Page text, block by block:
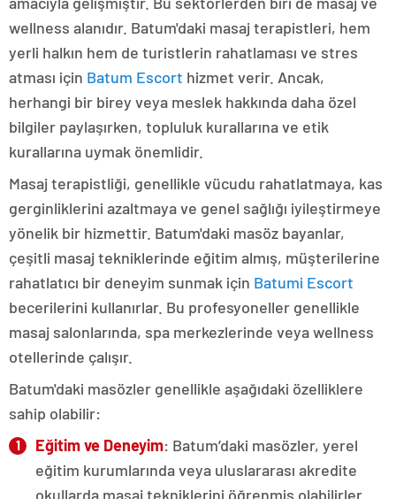
wellness alanıdır. Batum'daki masaj terapistleri, hem
yerli halkın hem de turistlerin rahatlaması ve stres
atması için Batum Escort hizmet verir. Ancak,
herhangi bir birey veya meslek hakkında daha özel
bilgiler paylaşırken, topluluk kurallarına ve etik
kurallarına uymak önemlidir.
Masaj terapistliği, genellikle vücudu rahatlatmaya, kas
gerginliklerini azaltmaya ve genel sağlığı iyileştirmeye
yönelik bir hizmettir. Batum'daki masöz bayanlar,
çeşitli masaj tekniklerinde eğitim almış, müşterilerine
rahatlatıcı bir deneyim sunmak için Batumi Escort
becerilerini kullanırlar. Bu profesyoneller genellikle
masaj salonlarında, spa merkezlerinde veya wellness
otellerinde çalışır.
Batum'daki masözler genellikle aşağıdaki özelliklere
sahip olabilir:
Eğitim ve Deneyim: Batum’daki masözler, yerel
eğitim kurumlarında veya uluslararası akredite
okullarda masaj tekniklerini öğrenmiş olabilirler.